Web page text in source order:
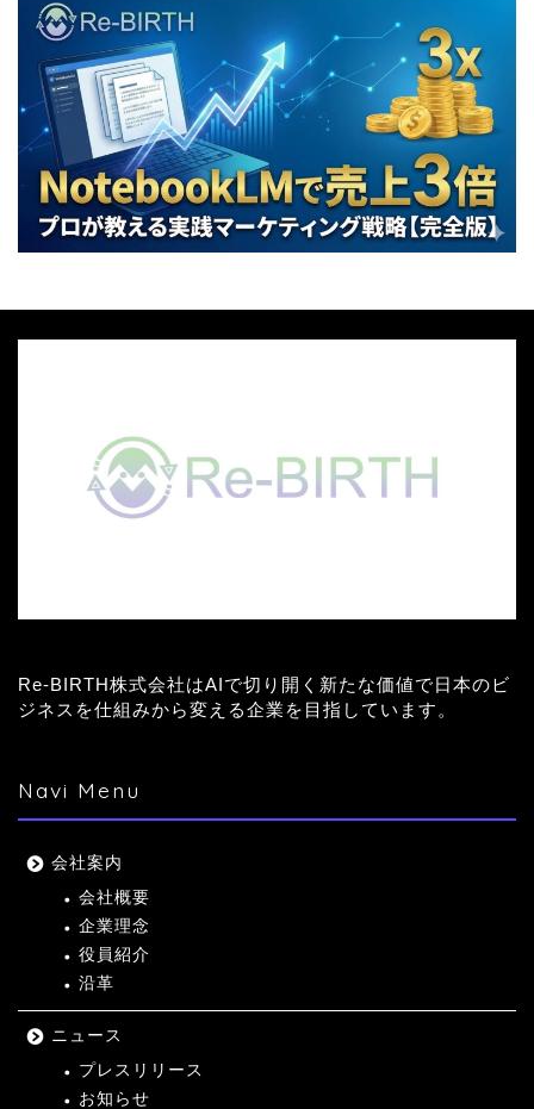
Re-BIRTH株式会社はAIで切り開く新たな価値で日本のビ
ジネスを仕組みから変える企業を目指しています。
Navi Menu
会社案内
会社概要
企業理念
役員紹介
沿革
ニュース
プレスリリース
お知らせ